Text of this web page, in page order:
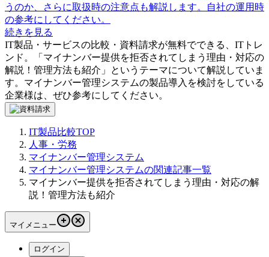
うのか、さらに取扱時の注意点も解説します。自社の運用時
の参考にしてください。
続きを見る
IT製品・サービスの比較・資料請求が無料でできる、ITトレ
ンド。「 マイナンバー提供を拒否されてしまう理由・対応の
解説！管理方法も紹介 」というテーマについて解説していま
す。 マイナンバー管理システムの製品導入を検討をしている
企業様は、ぜひ参考にしてください。
IT製品比較TOP
人事・労務
マイナンバー管理システム
マイナンバー管理システムの関連記事一覧
マイナンバー提供を拒否されてしまう理由・対応の解
説！管理方法も紹介
マイメニュー
ログイン